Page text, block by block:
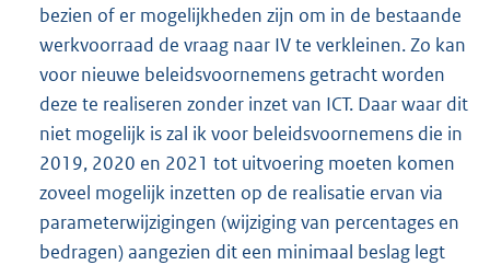
bezien of er mogelijkheden zijn om in de bestaande
werkvoorraad de vraag naar IV te verkleinen. Zo kan
voor nieuwe beleidsvoornemens getracht worden
deze te realiseren zonder inzet van ICT. Daar waar dit
niet mogelijk is zal ik voor beleidsvoornemens die in
2019, 2020 en 2021 tot uitvoering moeten komen
zoveel mogelijk inzetten op de realisatie ervan via
parameterwijzigingen (wijziging van percentages en
bedragen) aangezien dit een minimaal beslag legt